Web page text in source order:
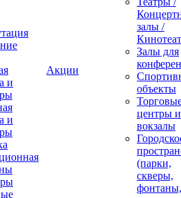
и
и
Акции
залы /
Залы для
объекты
центры и
вокзалы
(парки,
скверы,
фонтаны,